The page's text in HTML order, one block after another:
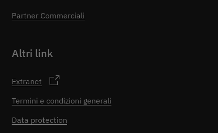
Partner Commerciali
Altri link
Extranet
Termini e condizioni generali
Data protection